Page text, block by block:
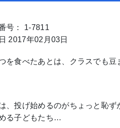
号： 1-7811
2017年02月03日
を食べたあとは、クラスでも
、投げ始めるのがちょっと恥
る子どもたち…